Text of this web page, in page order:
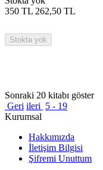
350 TL 262,50 TL
Stokta yok
Sonraki 20 kitabı göster
Geri ileri 5 - 19
Kurumsal
Hakkımızda
İletişim Bilgisi
Şifremi Unuttum